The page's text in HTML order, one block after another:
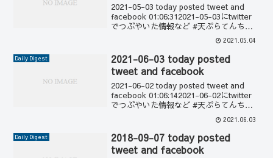
2021-05-03 today posted tweet and
facebook 01:06:312021-05-03にtwitter
でつぶやいた情報など #天ぷらてんちゃ
ん #名古屋 #天丼 #天ぷら定食 #緑区 #鳴
2021.05.04
Daily Digest
2021-06-03 today posted
tweet and facebook
2021-06-02 today posted tweet and
facebook 01:06:142021-06-02にtwitter
でつぶやいた情報など #天ぷらてんちゃ
ん #名古屋 #天丼 #天ぷら定食 #緑区 #鳴
2021.06.03
Daily Digest
2018-09-07 today posted
tweet and facebook